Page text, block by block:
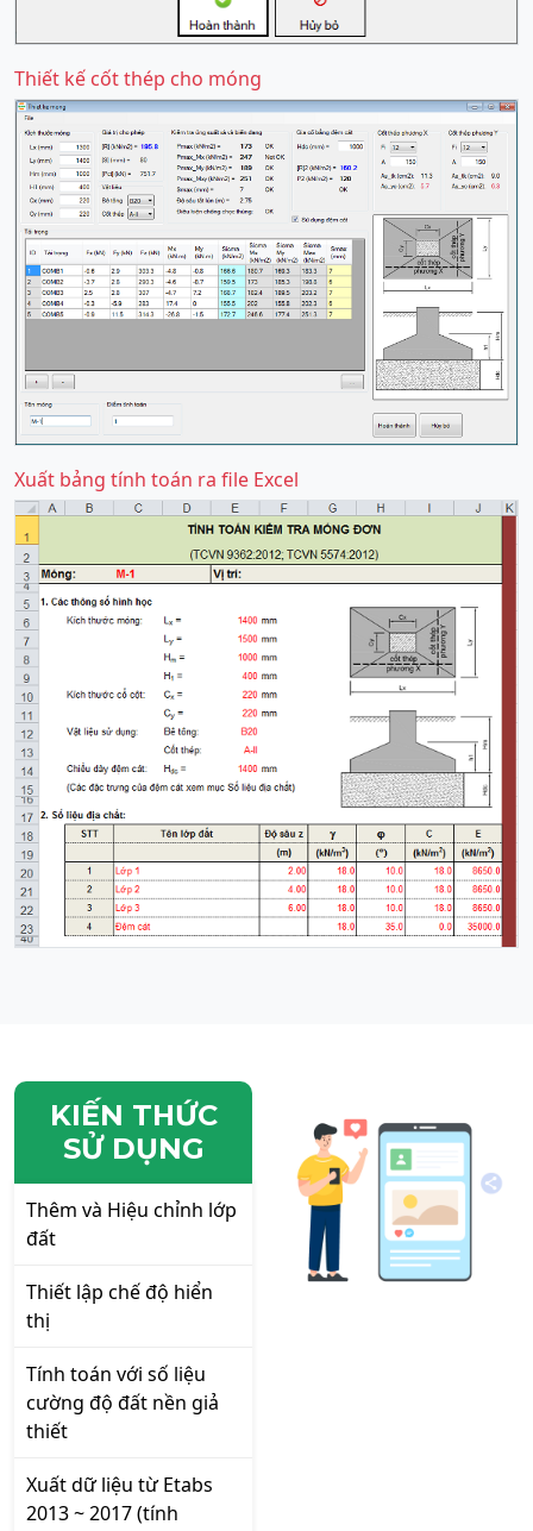
Thiết kế cốt thép cho móng
Xuất bảng tính toán ra file Excel
KIẾN THỨC
SỬ DỤNG
Thêm và Hiệu chỉnh lớp
đất
Thiết lập chế độ hiển
thị
Tính toán với số liệu
cường độ đất nền giả
thiết
Xuất dữ liệu từ Etabs
2013 ~ 2017 (tính